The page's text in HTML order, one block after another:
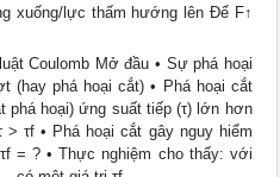
xuống/lực thấm hướng lên Để F↑
Coulomb Mở đầu • Sự phá hoại
(hay phá hoại cắt) • Phá hoại cắt
hoại) ứng suất tiếp (τ) lớn hơn
τf • Phá hoại cắt gây nguy hiểm
= ? • Thực nghiệm cho thấy: với